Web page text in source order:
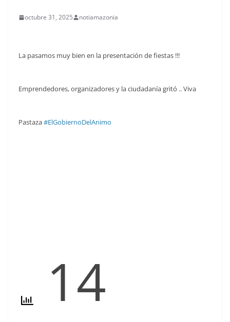
octubre 31, 2025 notiamazonia
La pasamos muy bien en la presentación de fiestas !!!
Emprendedores, organizadores y la ciudadanía gritó .. Viva
Pastaza#ElGobiernoDelAnimo
14